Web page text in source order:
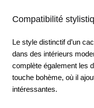
Compatibilité
Le style distinctif d’un
dans des intérieurs
complète également les
touche bohème, où il
intéressantes.